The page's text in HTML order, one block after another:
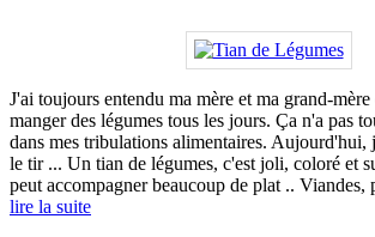
J'ai toujours entendu ma mère et ma grand-
manger des légumes tous les jours. Ça n'a pas
dans mes tribulations alimentaires. Aujourd'hui,
le tir ... Un tian de légumes, c'est joli, coloré et
peut accompagner beaucoup de plat ..
lire la suite